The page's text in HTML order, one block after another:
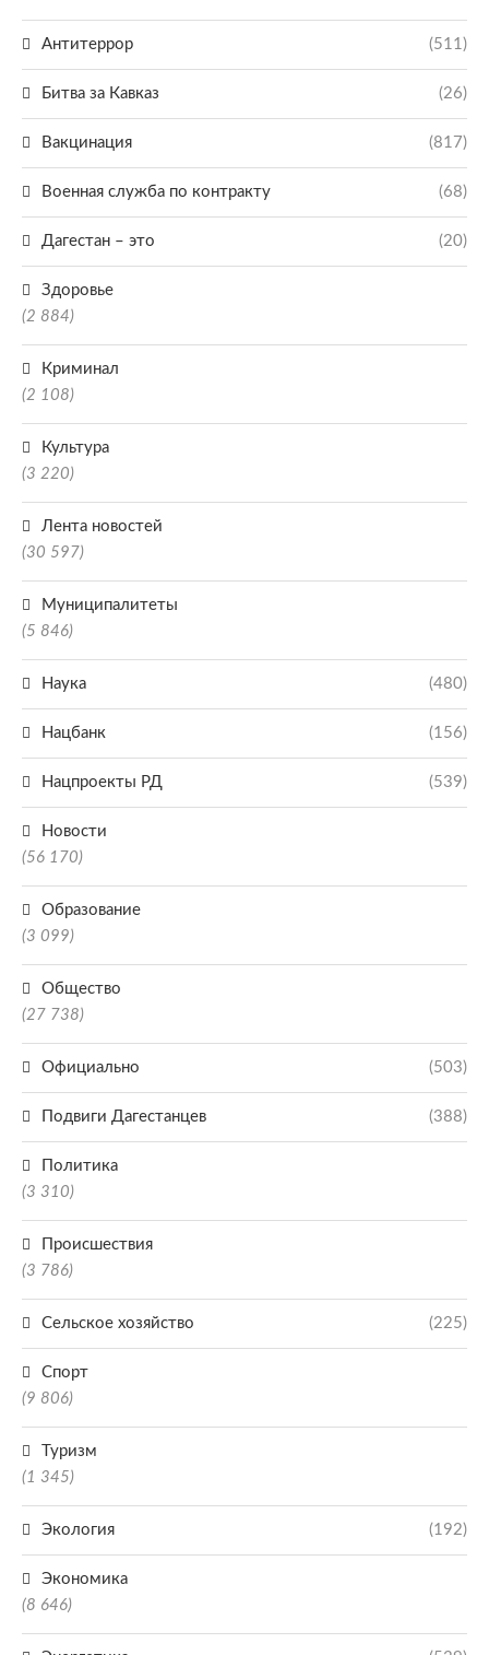
Антитеррор (511)
Битва за Кавказ (26)
Вакцинация (817)
Военная служба по контракту (68)
Дагестан – это (20)
Здоровье
(2 884)
Криминал
(2 108)
Культура
(3 220)
Лента новостей
(30 597)
Муниципалитеты
(5 846)
Наука (480)
Нацбанк (156)
Нацпроекты РД (539)
Новости
(56 170)
Образование
(3 099)
Общество
(27 738)
Официально (503)
Подвиги Дагестанцев (388)
Политика
(3 310)
Происшествия
(3 786)
Сельское хозяйство (225)
Спорт
(9 806)
Туризм
(1 345)
Экология (192)
Экономика
(8 646)